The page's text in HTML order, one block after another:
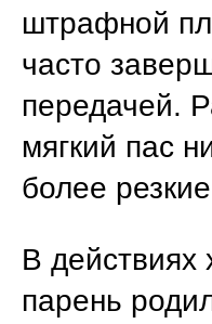
штрафной
часто
передачей.
мягкий пас
более
В действиях
парень